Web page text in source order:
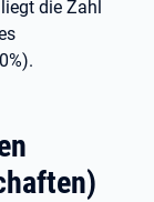
die Zahl